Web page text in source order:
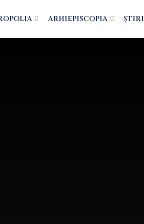
ARHIEPISCOPIA ȘTIRI